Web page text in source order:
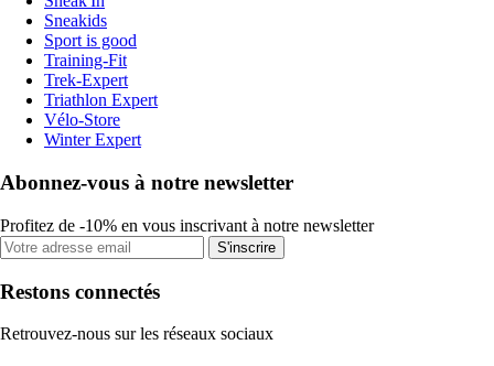
Sneakids
Sport is good
Training-Fit
Trek-Expert
Triathlon Expert
Vélo-Store
Winter Expert
Abonnez-vous à notre newsletter
Profitez de -10% en vous inscrivant à notre newsletter
S'inscrire
Restons connectés
Retrouvez-nous sur les réseaux sociaux